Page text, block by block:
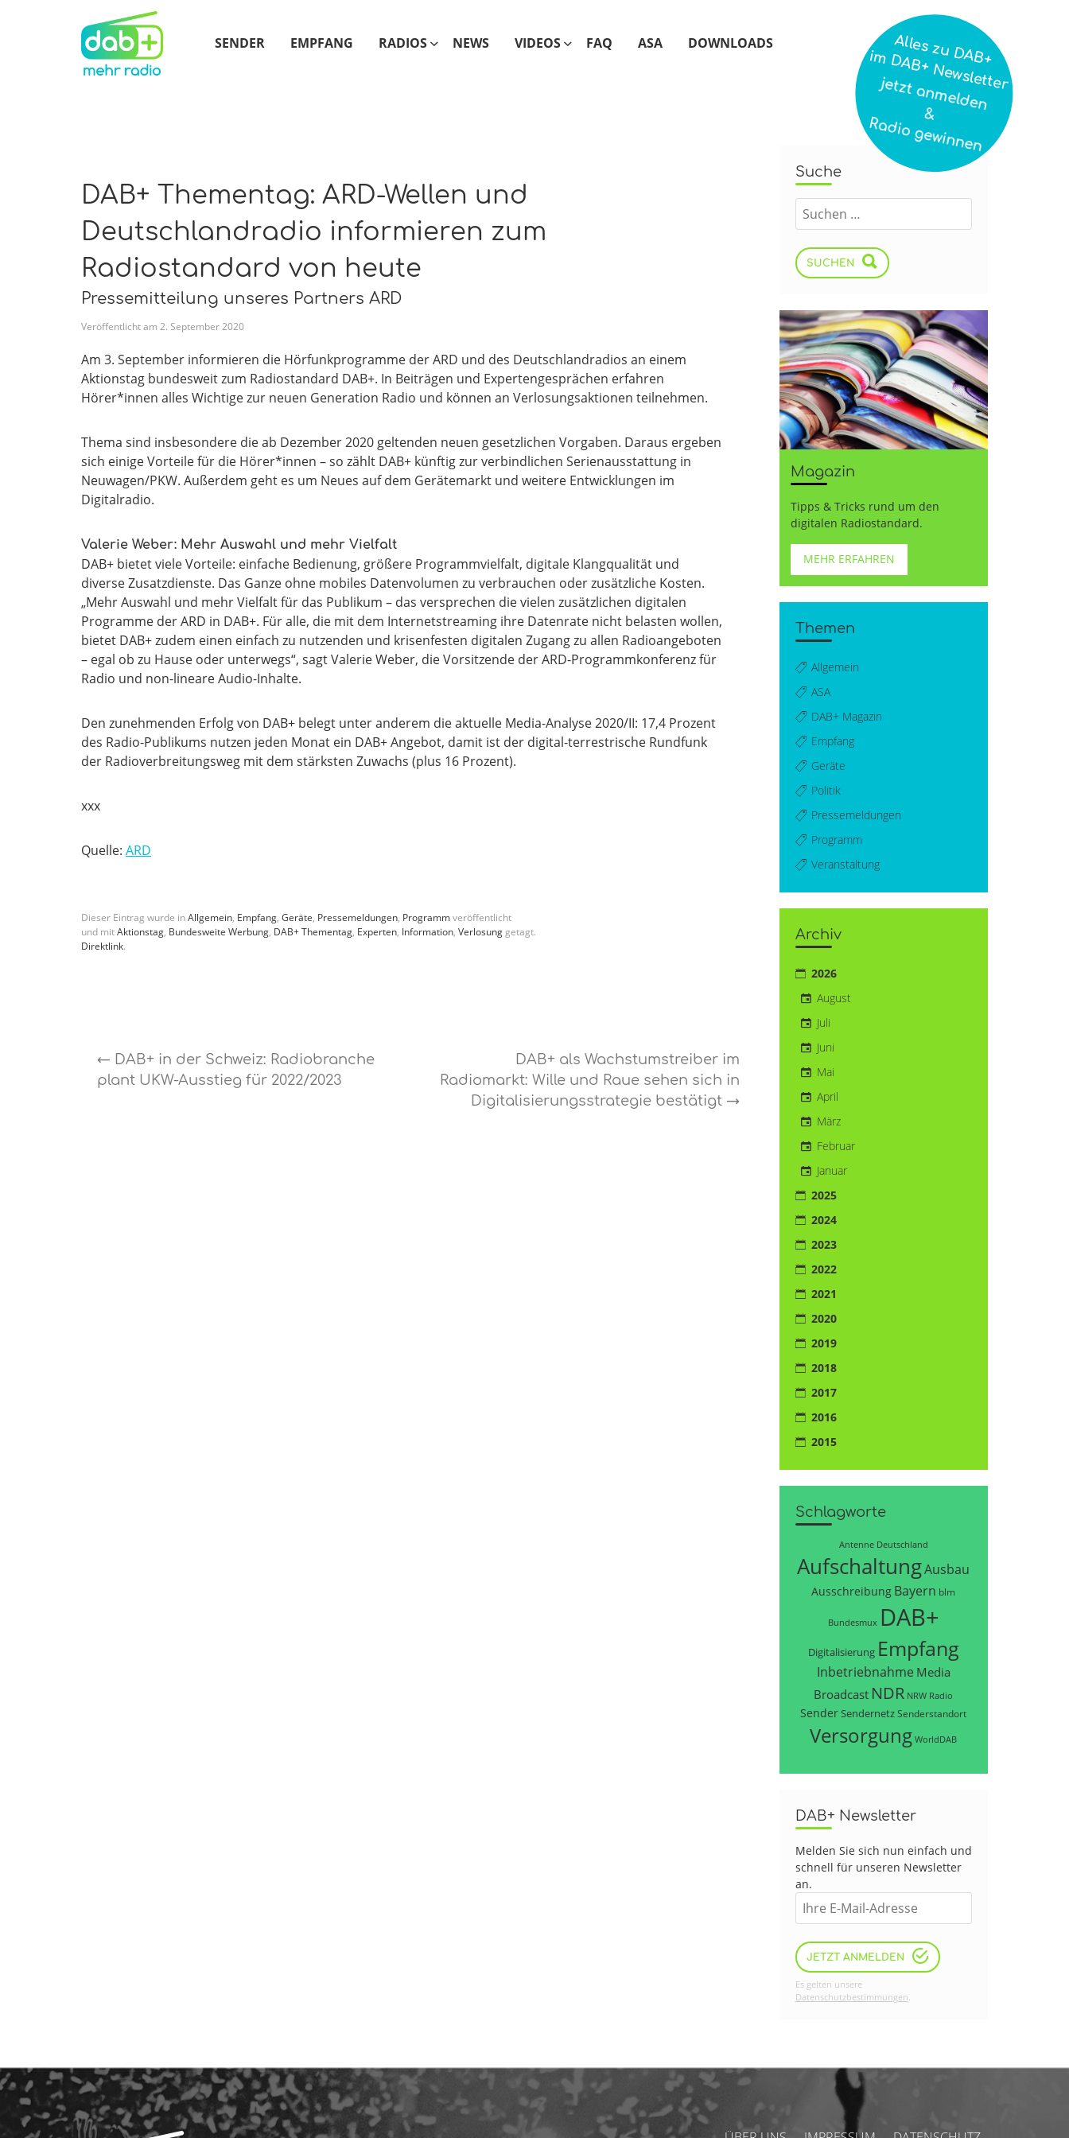
SENDER EMPFANG RADIOS NEWS VIDEOS FAQ ASA DOWNLOADS
DAB+ Thementag: ARD-Wellen und
Deutschlandradio informieren zum
Radiostandard von heute
Pressemitteilung unseres Partners ARD
Veröffentlicht am 2. September2020
Am 3. September informieren die Hörfunkprogramme der ARD und des Deutschlandradios an einem
Aktionstag bundesweit zum Radiostandard DAB+. In Beiträgen und Expertengesprächen erfahren
Hörer*innen alles Wichtige zur neuen Generation Radio und können an Verlosungsaktionen teilnehmen.
Thema sind insbesondere die ab Dezember 2020 geltenden neuen gesetzlichen Vorgaben. Daraus ergeben
sich einige Vorteile für die Hörer*innen – so zählt DAB+ künftig zur verbindlichen Serienausstattung in
Neuwagen/PKW. Außerdem geht es um Neues auf dem Gerätemarkt und weitere Entwicklungen im
Digitalradio.
Valerie Weber: Mehr Auswahl und mehr Vielfalt
DAB+ bietet viele Vorteile: einfache Bedienung, größere Programmvielfalt, digitale Klangqualität und
diverse Zusatzdienste. Das Ganze ohne mobiles Datenvolumen zu verbrauchen oder zusätzliche Kosten.
„Mehr Auswahl und mehr Vielfalt für das Publikum – das versprechen die vielen zusätzlichen digitalen
Programme der ARD in DAB+. Für alle, die mit dem Internetstreaming ihre Datenrate nicht belasten wollen,
bietet DAB+ zudem einen einfach zu nutzenden und krisenfesten digitalen Zugang zu allen Radioangeboten
– egal ob zu Hause oder unterwegs“, sagt Valerie Weber, die Vorsitzende der ARD-Programmkonferenz für
Radio und non-lineare Audio-Inhalte.
Den zunehmenden Erfolg von DAB+ belegt unter anderem die aktuelle Media-Analyse 2020/II: 17,4 Prozent
des Radio-Publikums nutzen jeden Monat ein DAB+ Angebot, damit ist der digital-terrestrische Rundfunk
der Radioverbreitungsweg mit dem stärksten Zuwachs (plus 16 Prozent).
xxx
Quelle: ARD
Dieser Eintrag wurde inAllgemein, Empfang, Geräte, Pressemeldungen, Programmveröffentlicht
und mitAktionstag, Bundesweite Werbung, DAB+ Thementag, Experten, Information, Verlosung getagt.
Direktlink.
← DAB+ in der Schweiz: Radiobranche
plant UKW-Ausstieg für 2022/2023
DAB+ als Wachstumstreiber im
Radiomarkt: Wille und Raue sehen sich in
Digitalisierungsstrategie bestätigt →
Suche
SUCHEN
Magazin
Tipps & Tricks rund um den
digitalen Radiostandard.
MEHR ERFAHREN
Themen
Allgemein
ASA
DAB+ Magazin
Empfang
Geräte
Politik
Pressemeldungen
Programm
Veranstaltung
Archiv
2026
August
Juli
Juni
Mai
April
März
Februar
Januar
2025
2024
2023
2022
2021
2020
2019
2018
2017
2016
2015
Schlagworte
Antenne Deutschland
AufschaltungAusbau
Ausschreibung Bayern blm
Bundesmux DAB+
Digitalisierung Empfang
Inbetriebnahme Media
Broadcast NDR NRW Radio
SenderSendernetzSenderstandort
Versorgung WorldDAB
DAB+ Newsletter
Melden Sie sich nun einfach und
schnell für unseren Newsletter
an.
JETZT ANMELDEN
Es gelten unsere
Datenschutzbestimmungen.
Alles zu DAB+
im DAB+ Newsletter
jetzt anmelden
&
Radio gewinnen